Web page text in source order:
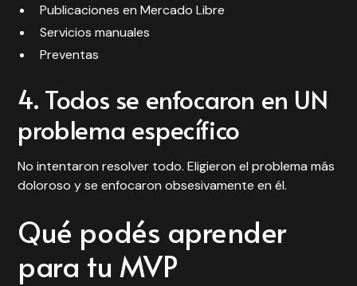
Publicaciones en Mercado Libre
Servicios manuales
Preventas
4. Todos se enfocaron en UN
problema específico
No intentaron resolver todo. Eligieron el problema más
doloroso y se enfocaron obsesivamente en él.
Qué podés aprender
para tu MVP